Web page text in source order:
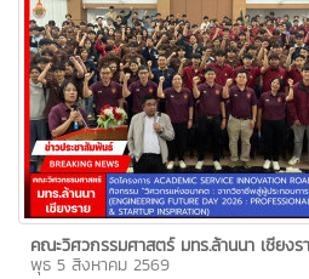
คณะวิศวกรรมศาสตร์ มทร.ล้านนา เชียง
พุธ 5 สิงหาคม 2569